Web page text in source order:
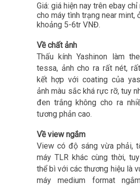
Giá: giá hiện nay trên ebay
cho máy tình trạng near mint,
khoảng 5-6tr VNĐ.
Về chất ảnh
Thấu kính Yashinon làm
tessa, ảnh cho ra rất nét,
kết hợp với coating của
ảnh màu sắc khá rực rỡ, tuy
đen trắng không cho ra
tương phản cao.
Về view ngắm
View có độ sáng vừa phải,
máy TLR khác cùng thời,
thể bì với các thương hiệu là
máy medium format